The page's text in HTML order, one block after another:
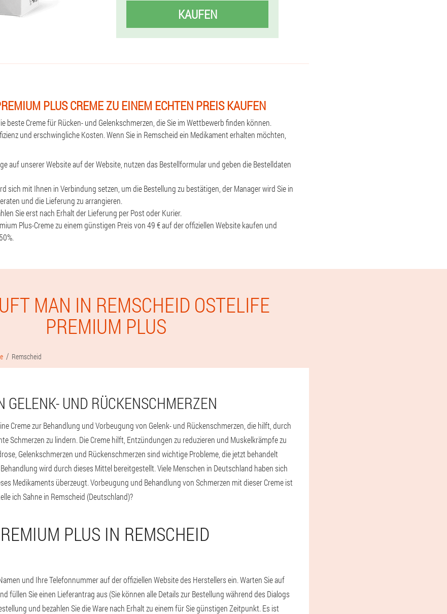
KAUFEN
PLUS CREME ZU EINEM ECHTEN PREIS KAUFEN
beste Creme für Rücken- und Gelenkschmerzen, die Sie im Wettbewerb finden können.
und erschwingliche Kosten. Wenn Sie in Remscheid ein Medikament erhalten möchten,
auf unserer Website auf der Website, nutzen das Bestellformular und geben die Bestelldaten
sich mit Ihnen in Verbindung setzen, um die Bestellung zu bestätigen, der Manager wird Sie in
und die Lieferung zu arrangieren.
Sie erst nach Erhalt der Lieferung per Post oder Kurier.
Plus-Creme zu einem günstigen Preis von 49 € auf der offiziellen Website kaufen und
MAN IN REMSCHEID OSTELIFE
PREMIUM PLUS
Remscheid
GELENK- UND RÜCKENSCHMERZEN
Creme zur Behandlung und Vorbeugung von Gelenk- und Rückenschmerzen, die hilft, durch
Schmerzen zu lindern. Die Creme hilft, Entzündungen zu reduzieren und Muskelkrämpfe zu
Gelenkschmerzen und Rückenschmerzen sind wichtige Probleme, die jetzt behandelt
wird durch dieses Mittel bereitgestellt. Viele Menschen in Deutschland haben sich
Medikaments überzeugt. Vorbeugung und Behandlung von Schmerzen mit dieser Creme ist
ich Sahne in Remscheid (Deutschland)?
PLUS IN REMSCHEID
und Ihre Telefonnummer auf der offiziellen Website des Herstellers ein. Warten Sie auf
füllen Sie einen Lieferantrag aus (Sie können alle Details zur Bestellung während des Dialogs
und bezahlen Sie die Ware nach Erhalt zu einem für Sie günstigen Zeitpunkt. Es ist